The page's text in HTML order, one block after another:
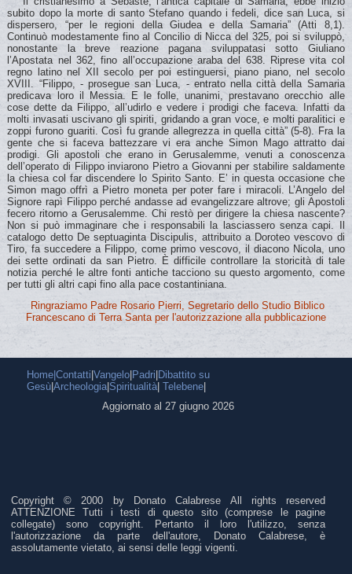
subito dopo la morte di santo Stefano quando i fedeli, dice san Luca, si
dispersero, “per le regioni della Giudea e della Samaria” (Atti 8,1).
Continuò modestamente fino al Concilio di Nicca del 325, poi si sviluppò,
nonostante la breve reazione pagana sviluppatasi sotto Giuliano
l’Apostata nel 362, fino all’occupazione araba del 638. Riprese vita col
regno latino nel XII secolo per poi estinguersi, piano piano, nel secolo
XVIII. “Filippo, - prosegue san Luca, - entrato nella città della Samaria
predicava loro il Messia. E le folle, unanimi, prestavano orecchio alle
cose dette da Filippo, all’udirlo e vedere i prodigi che faceva. Infatti da
molti invasati uscivano gli spiriti, gridando a gran voce, e molti paralitici e
zoppi furono guariti. Così fu grande allegrezza in quella città” (5-8). Fra la
gente che si faceva battezzare vi era anche Simon Mago attratto dai
prodigi. Gli apostoli che erano in Gerusalemme, venuti a conoscenza
dell’operato di Filippo inviarono Pietro a Giovanni per stabilire saldamente
la chiesa col far discendere lo Spirito Santo. E’ in questa occasione che
Simon mago offrì a Pietro moneta per poter fare i miracoli. L’Angelo del
Signore rapì Filippo perché andasse ad evangelizzare altrove; gli Apostoli
fecero ritorno a Gerusalemme. Chi restò per dirigere la chiesa nascente?
Non si può immaginare che i responsabili la lasciassero senza capi. Il
catalogo detto De septuaginta Discipulis, attribuito a Doroteo vescovo di
Tiro, fa succedere a Filippo, come primo vescovo, il diacono Nicola, uno
dei sette ordinati da san Pietro. È difficile controllare la storicità di tale
notizia perché le altre fonti antiche tacciono su questo argomento, come
per tutti gli altri capi fino alla pace costantiniana.
Ringraziamo Padre Rosario Pierri, Segretario dello Studio Biblico
Francescano di Terra Santa per l'autorizzazione alla pubblicazione
Home|Contatti|Vangelo|Padri|Dibattito su
Gesù|Archeologia|Spiritualità| Telebene|
Aggiornato al 27 giugno 2026
Copyright © 2000 by Donato Calabrese All rights reserved
ATTENZIONE Tutti i testi di questo sito (comprese le pagine
collegate) sono copyright. Pertanto il loro l'utilizzo, senza
l'autorizzazione da parte dell'autore, Donato Calabrese, è
assolutamente vietato, ai sensi delle leggi vigenti.